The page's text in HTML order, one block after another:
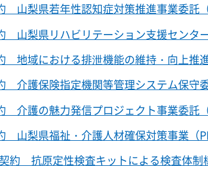
梨県若年性認知症対策推進事業委託（
梨県リハビリテーション支援センター
域における排泄機能の維持・向上推進
護保険指定機関等管理システム保守委
護の魅力発信プロジェクト事業委託（
梨県福祉・介護人材確保対策事業（
抗原定性検査キットによる検査体制